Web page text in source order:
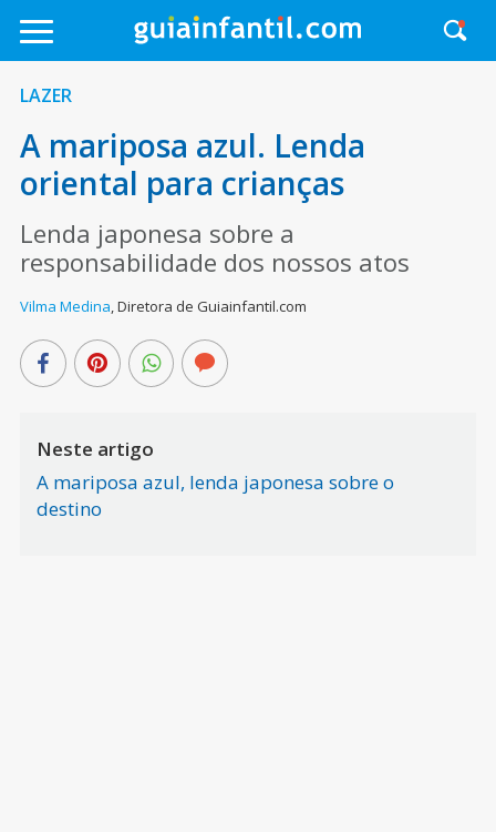
LAZER
A mariposa azul. Lenda
oriental para crianças
Lenda japonesa sobre a
responsabilidade dos nossos atos
Vilma Medina,Diretora de Guiainfantil.com
Neste artigo
A mariposa azul, lenda japonesa sobre o
destino